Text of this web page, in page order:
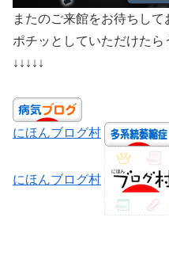
またのご来館をお待ちして
ポチッとしていただけた
↓↓↓↓↓
にほんブログ村
にほんブログ村